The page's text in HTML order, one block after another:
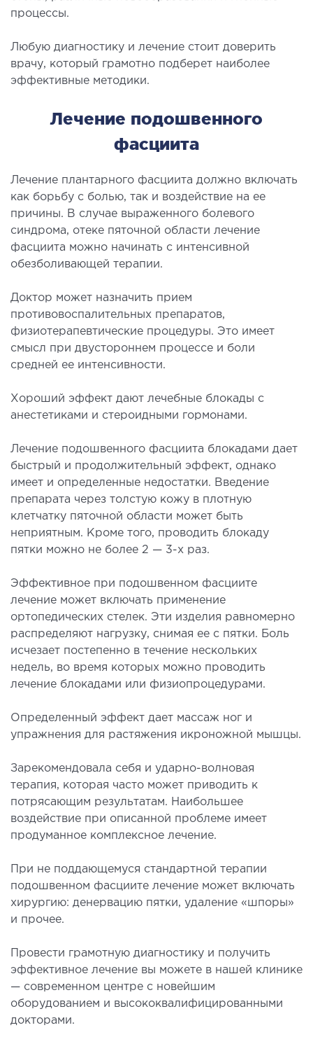
процессы.
Любую диагностику и лечение стоит доверить
врачу, который грамотно подберет наиболее
эффективные методики.
Лечение подошвенного
фасциита
Лечение плантарного фасциита должно включать
как борьбу с болью, так и воздействие на ее
причины. В случае выраженного болевого
синдрома, отеке пяточной области лечение
фасциита можно начинать с интенсивной
обезболивающей терапии.
Доктор может назначить прием
противовоспалительных препаратов,
физиотерапевтические процедуры. Это имеет
смысл при двустороннем процессе и боли
средней ее интенсивности.
Хороший эффект дают лечебные блокады с
анестетиками и стероидными гормонами.
Лечение подошвенного фасциита блокадами дает
быстрый и продолжительный эффект, однако
имеет и определенные недостатки. Введение
препарата через толстую кожу в плотную
клетчатку пяточной области может быть
неприятным. Кроме того, проводить блокаду
пятки можно не более 2 — 3-х раз.
Эффективное при подошвенном фасциите
лечение может включать применение
ортопедических стелек. Эти изделия равномерно
распределяют нагрузку, снимая ее с пятки. Боль
исчезает постепенно в течение нескольких
недель, во время которых можно проводить
лечение блокадами или физиопроцедурами.
Определенный эффект дает массаж ног и
упражнения для растяжения икроножной мышцы.
Зарекомендовала себя и ударно-волновая
терапия, которая часто может приводить к
потрясающим результатам. Наибольшее
воздействие при описанной проблеме имеет
продуманное комплексное лечение.
При не поддающемуся стандартной терапии
подошвенном фасциите лечение может включать
хирургию: денервацию пятки, удаление «шпоры»
и прочее.
Провести грамотную диагностику и получить
эффективное лечение вы можете в нашей клинике
— современном центре с новейшим
оборудованием и высококвалифицированными
докторами.